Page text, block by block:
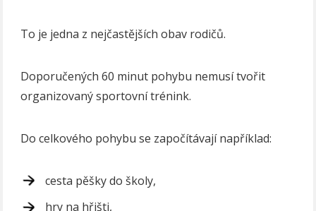
To je jedna z nejčastějších obav rodičů.
Doporučených 60 minut pohybu nemusí tvořit
organizovaný sportovní trénink.
Do celkového pohybu se započítávají například:
cesta pěšky do školy,
hry na hřišti,